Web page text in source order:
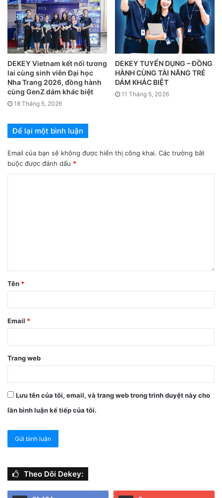
bao-lich-nghi-le-quoc-khanh-nam-2025/
Kính chúc Quý khách hàng, đối tác có một kỳ nghỉ lễ ý
nghĩa, trọn vẹn bên gia đình và người thân.
#DEKEY #PoweredbyJapan #UnclockYourFuture
Hotline: 024 6688 3998 | Website:dekeyvietnam.com
Fanpage: DEKEY VIETNAM
DEKEY Vietnam kết nối tương
lai cùng sinh viên Đại học
Nha Trang 2026, đồng hành
cùng GenZ dám khác biệt
18 Tháng 5, 2026
DEKEY TUYỂN DỤNG – ĐỒNG
HÀNH CÙNG TÀI NĂNG TRẺ
DÁM KHÁC BIỆT
11 Tháng 5, 2026
Để lại một bình luận
Email của bạn sẽ không được hiển thị công khai. Các trường bắt
buộc được đánh dấu *
Tên *
Email *
Trang web
Lưu tên của tôi, email, và trang web trong trình duyệt này cho
lần bình luận kế tiếp của tôi.
Theo Dõi Dekey: